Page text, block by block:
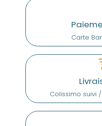
Carte
Colissimo suivi